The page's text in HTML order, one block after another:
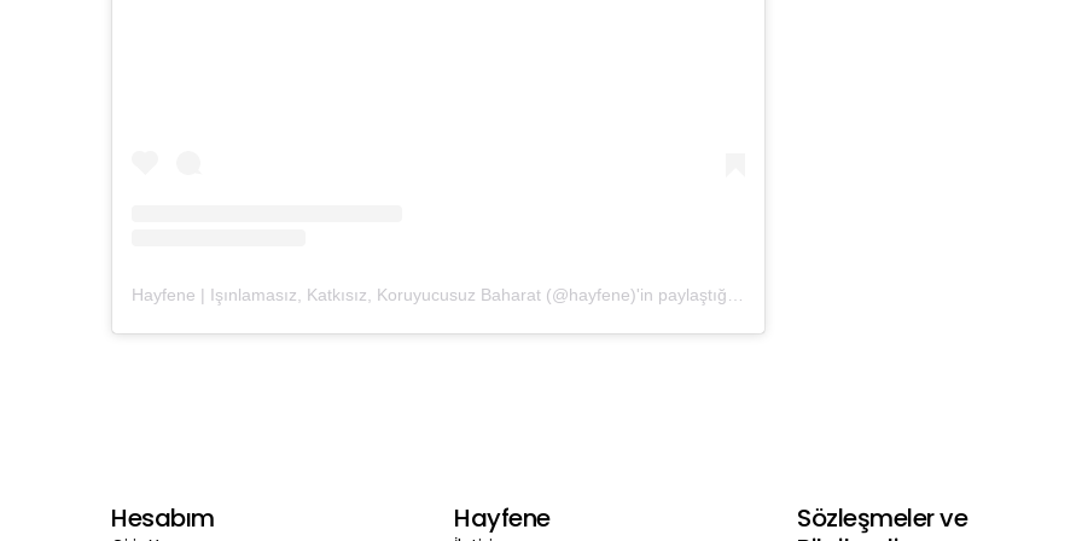
Hesabım Hayfene
Sözleşmeler ve